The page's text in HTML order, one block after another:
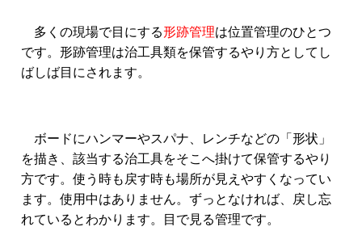
多くの現場で目にする形跡管理は位置管理のひとつ
です。形跡管理は治工具類を保管するやり方としてし
ばしば目にされます。
ボードにハンマーやスパナ、レンチなどの「形状」
を描き、該当する治工具をそこへ掛けて保管するやり
方です。使う時も戻す時も場所が見えやすくなってい
ます。使用中はありません。ずっとなければ、戻し忘
れているとわかります。目で見る管理です。